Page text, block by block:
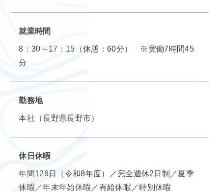
就業時間
8：30～17：15（休憩：60分） ※実働7時間45
分
勤務地
本社（長野県長野市）
休日休暇
年間126日（令和8年度）／完全週休2日制／夏季
休暇／年末年始休暇／有給休暇／特別休暇